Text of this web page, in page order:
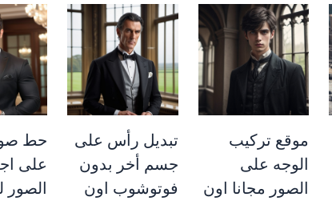
موقع تركيب
الوجه على
الصور مجانا اون
تبديل رأس على
جسم أخر بدون
فوتوشوب اون
حط
على
الصور